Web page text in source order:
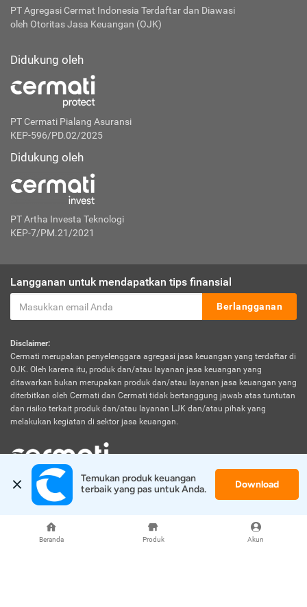
Beranda Produk Akun
PT Agregasi Cermat Indonesia Terdaftar dan Diawasi
oleh Otoritas Jasa Keuangan (OJK)
Didukung oleh
PT Cermati Pialang Asuransi
KEP-596/PD.02/2025
Didukung oleh
PT Artha Investa Teknologi
KEP-7/PM.21/2021
Langganan untuk mendapatkan tips finansial
Berlangganan
Disclaimer:
Cermati merupakan penyelenggara agregasi jasa keuangan yang terdaftar di
OJK. Oleh karena itu, produk dan/atau layanan jasa keuangan yang
ditawarkan bukan merupakan produk dan/atau layanan jasa keuangan yang
diterbitkan oleh Cermati dan Cermati tidak bertanggung jawab atas tuntutan
dan risiko terkait produk dan/atau layanan LJK dan/atau pihak yang
melakukan kegiatan di sektor jasa keuangan.
© 2026 Cermati. All Rights Reserved.
Temukan produk keuangan
terbaik yang pas untuk Anda.
Download